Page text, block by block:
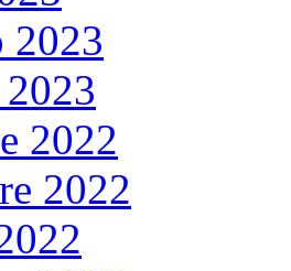
2023
2022
2022